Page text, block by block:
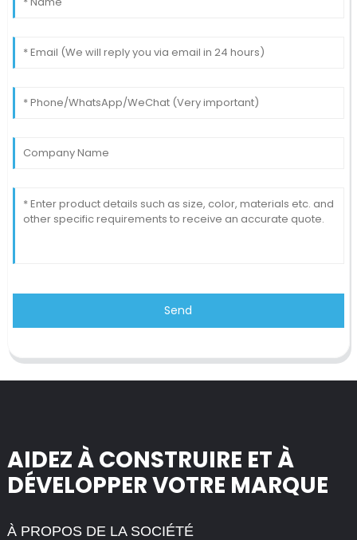
Send
AIDEZ À CONSTRUIRE ET À
DÉVELOPPER VOTRE MARQUE
À PROPOS DE LA SOCIÉTÉ